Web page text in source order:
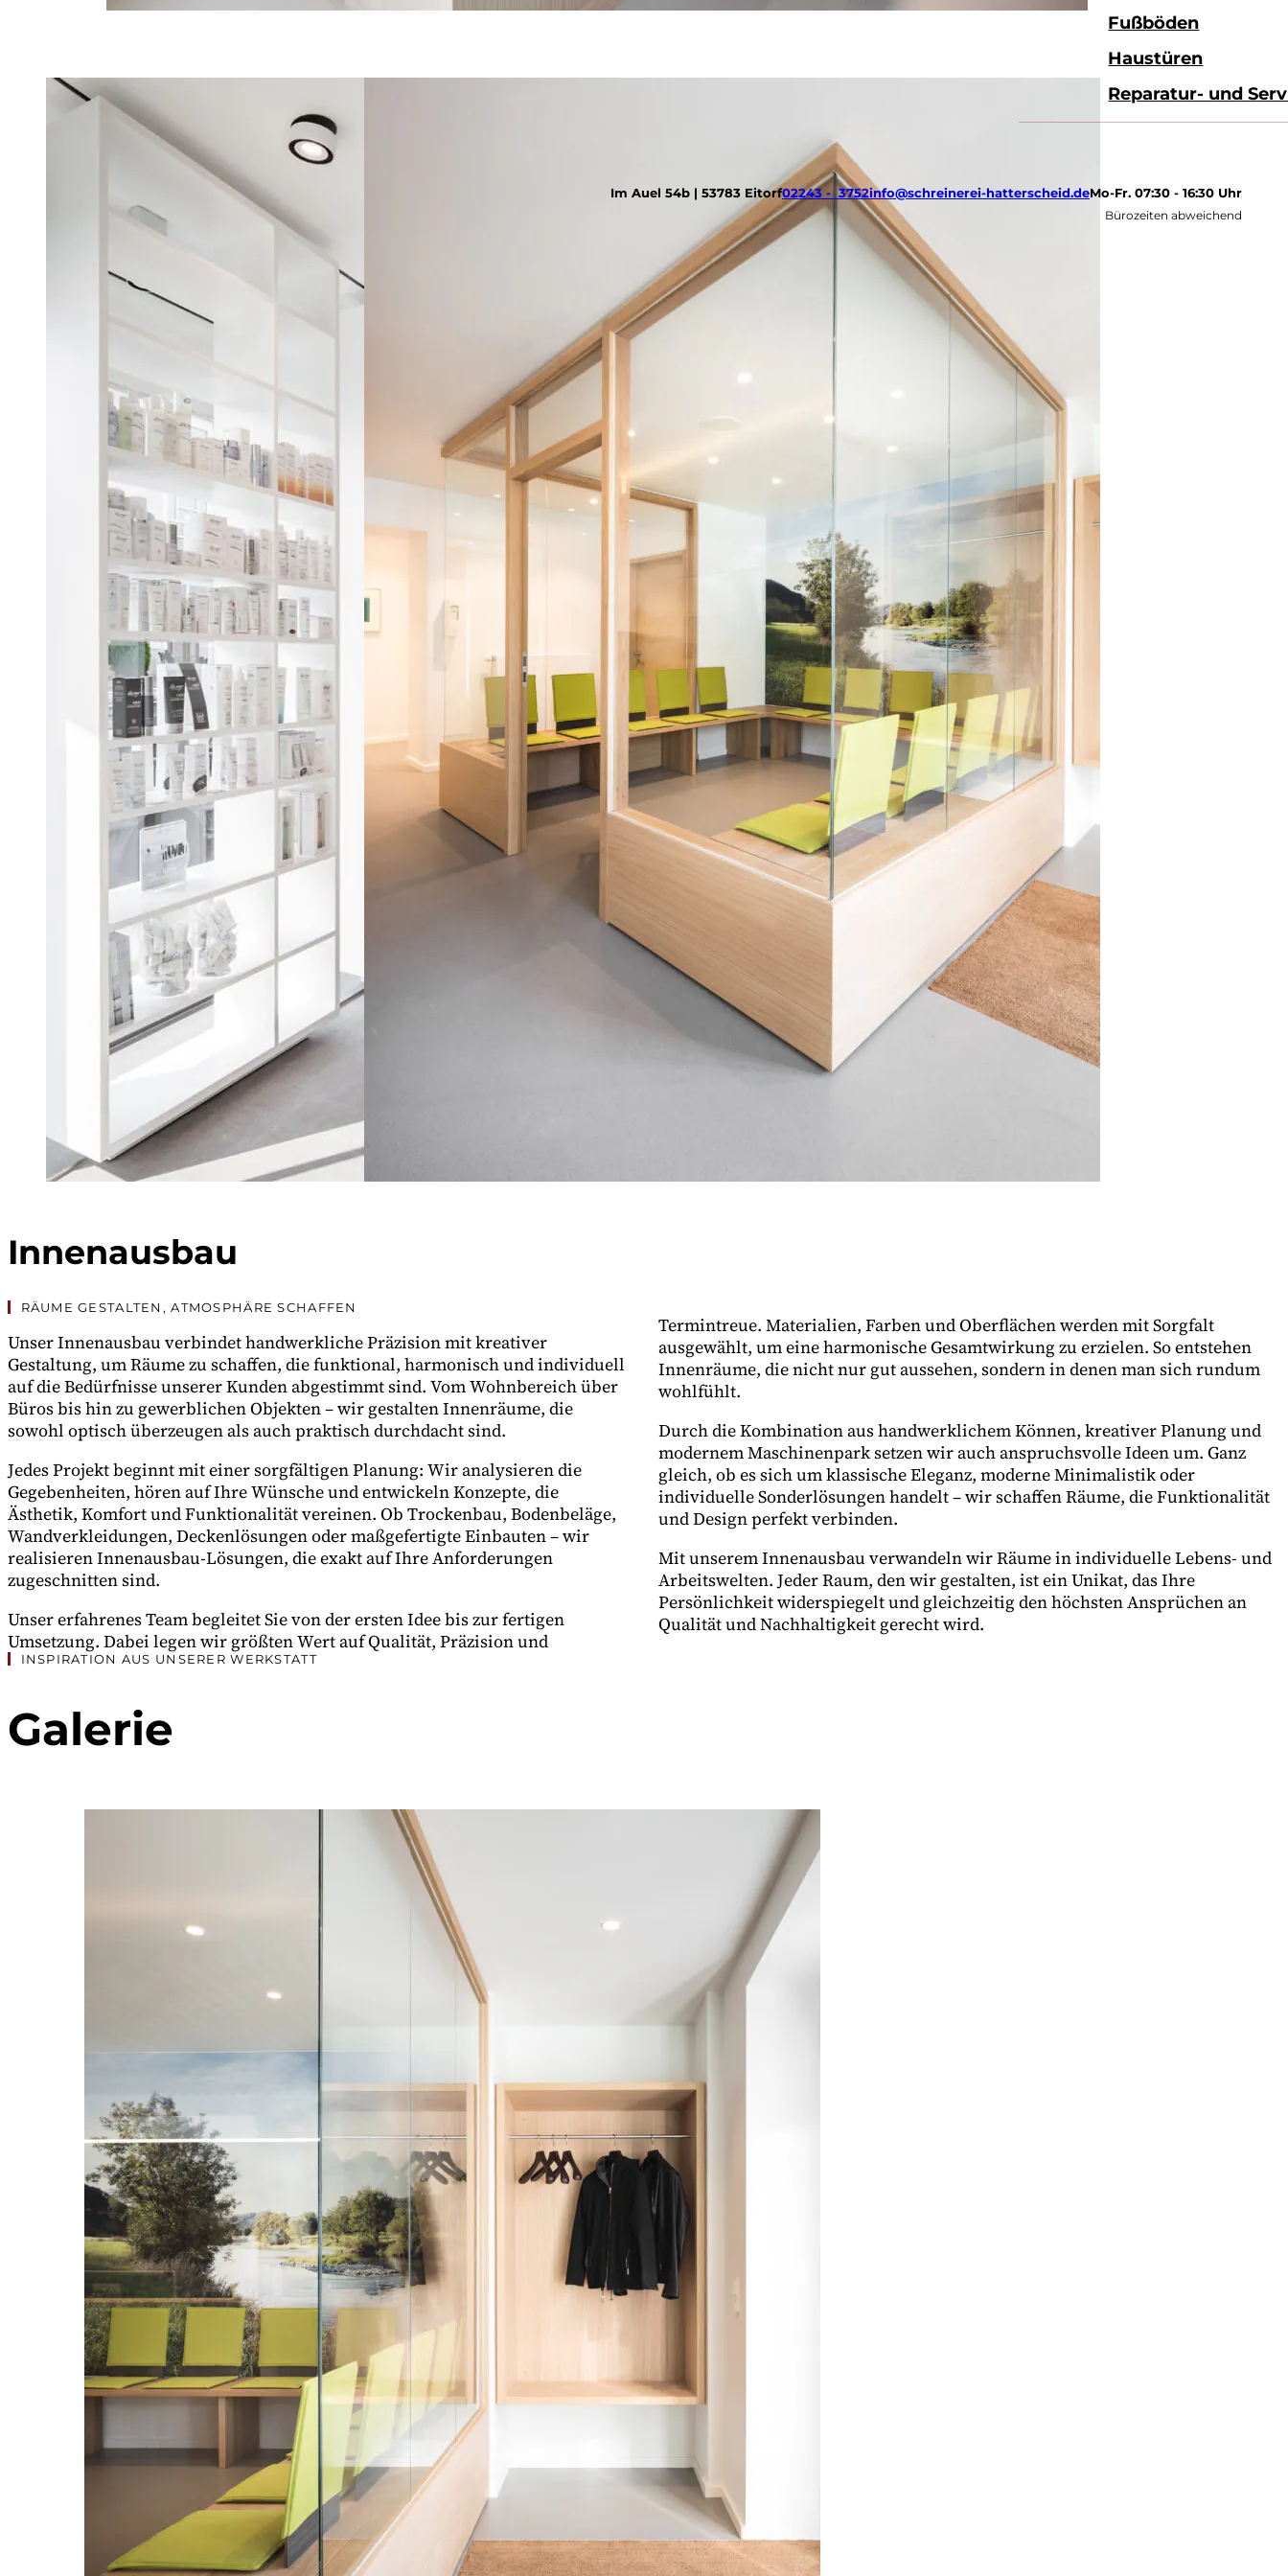
Fußböden
Haustüren
Reparatur- und
Im Auel 54b | 53783 Eitorf02243 - 3752info@schreinerei-hatterscheid.deMo-Fr. 07:30 - 16:30 Uhr
Bürozeiten abweichend
Innenausbau
RÄUME GESTALTEN, ATMOSPHÄRE SCHAFFEN
Unser Innenausbau verbindet handwerkliche Präzision mit kreativer
Gestaltung, um Räume zu schaffen, die funktional, harmonisch und individuell
auf die Bedürfnisse unserer Kunden abgestimmt sind. Vom Wohnbereich über
Büros bis hin zu gewerblichen Objekten – wir gestalten Innenräume, die
sowohl optisch überzeugen als auch praktisch durchdacht sind.
Jedes Projekt beginnt mit einer sorgfältigen Planung: Wir analysieren die
Gegebenheiten, hören auf Ihre Wünsche und entwickeln Konzepte, die
Ästhetik, Komfort und Funktionalität vereinen. Ob Trockenbau, Bodenbeläge,
Wandverkleidungen, Deckenlösungen oder maßgefertigte Einbauten – wir
realisieren Innenausbau-Lösungen, die exakt auf Ihre Anforderungen
zugeschnitten sind.
Unser erfahrenes Team begleitet Sie von der ersten Idee bis zur fertigen
Umsetzung. Dabei legen wir größten Wert auf Qualität, Präzision und
Termintreue. Materialien, Farben und Oberflächen werden mit Sorgfalt
ausgewählt, um eine harmonische Gesamtwirkung zu erzielen. So entstehen
Innenräume, die nicht nur gut aussehen, sondern in denen man sich rundum
wohlfühlt.
Durch die Kombination aus handwerklichem Können, kreativer Planung und
modernem Maschinenpark setzen wir auch anspruchsvolle Ideen um. Ganz
gleich, ob es sich um klassische Eleganz, moderne Minimalistik oder
individuelle Sonderlösungen handelt – wir schaffen Räume, die Funktionalität
und Design perfekt verbinden.
Mit unserem Innenausbau verwandeln wir Räume in individuelle Lebens- und
Arbeitswelten. Jeder Raum, den wir gestalten, ist ein Unikat, das Ihre
Persönlichkeit widerspiegelt und gleichzeitig den höchsten Ansprüchen an
Qualität und Nachhaltigkeit gerecht wird.
Galerie
INSPIRATION AUS UNSERER WERKSTATT